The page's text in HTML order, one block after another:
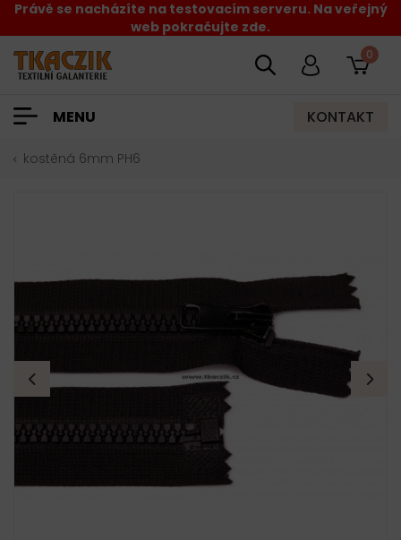
Právě se nacházíte na testovacím serveru. Na veřejný
web pokračujte zde.
0
MENU KONTAKT
kostěná 6mm PH6